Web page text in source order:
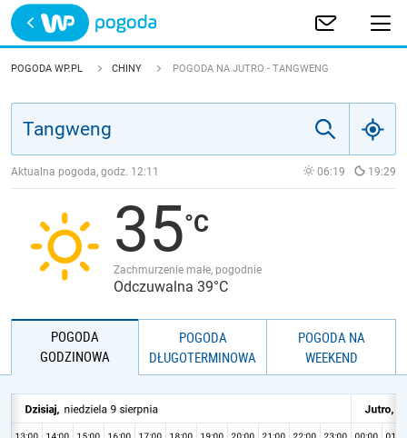
Trwa ładowanie
POLSKA
JAKOŚĆ POWIETRZA
POGODA WP.PL CHINY POGODA NA JUTRO - TANGWENG
Aktualna pogoda, godz. 12:11 06:19 19:29
35
Zachmurzenie małe, pogodnie
Odczuwalna 39°C
POGODA
GODZINOWA
POGODA
DŁUGOTERMINOWA
POGODA NA
WEEKEND